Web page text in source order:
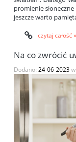
promienie
jeszcze warto
czytaj całość »
Na co zwrócić
Dodano: 24-06-2023